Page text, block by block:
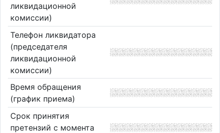
ликвидационной
комиссии)
Телефон ликвидатора
(председателя
ликвидационной
комиссии)
Время обращения
(график приема)
Срок принятия
претензий с момента